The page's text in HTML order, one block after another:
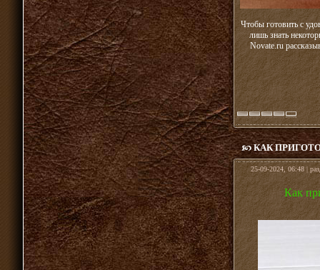
Чтобы готовить с
лишь знать
Novate.ru
КАК
25-09-2024, 06:48 |
Как